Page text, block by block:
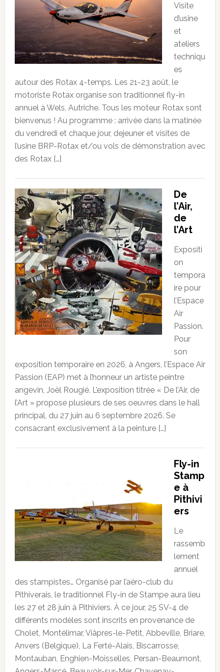
Visite
d’usine
et
ateliers
techniqu
es
autour des Rotax 4-temps. Les 21-23 août, le
motoriste Rotax organise son traditionnel fly-in
annuel à Wels, Autriche. Tous les moteur Rotax sont
bienvenus ! Au programme : arrivée dans la matinée
du vendredi et chaque jour, dejeuner et visites de
l’usine BRP-Rotax et/ou vols de démonstration avec
des Rotax […]
De
l’Air,
de
l’Art
Expositi
on
tempora
ire pour
l’Espace
Air
Passion.
Pour
son
exposition temporaire en 2026, à Angers, l’Espace Air
Passion (EAP) met à l’honneur un artiste peintre
angevin, Joël Rougié. L’exposition titrée « De l’Air, de
l’Art » propose plusieurs de ses oeuvres dans le hall
principal, du 27 juin au 6 septembre 2026. Se
consacrant exclusivement à la peinture […]
Fly-in
Stamp
e à
Pithivi
ers
Le
rassemb
lement
annuel
des stampistes… Organisé par l’aéro-club du
Pithiverais, le traditionnel Fly-in de Stampe aura lieu
les 27 et 28 juin à Pithiviers. À ce jour, 25 SV-4 de
différents modèles sont inscrits en provenance de
Cholet, Montélimar, Viâpres-le-Petit, Abbeville, Briare,
Anvers (Belgique), La Ferté-Alais, Biscarrosse,
Montauban, Enghien-Moisselles, Persan-Beaumont,